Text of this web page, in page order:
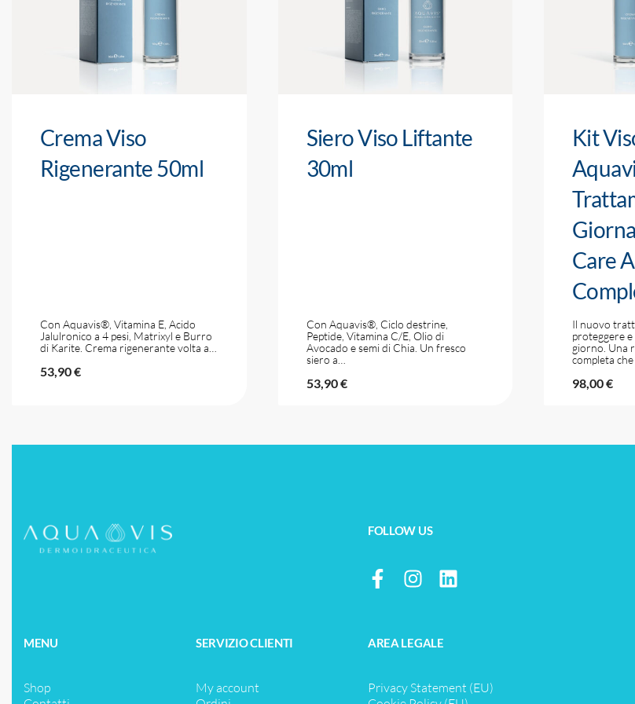
Crema Viso
Rigenerante 50ml
Con Aquavis®, Vitamina E, Acido
Jalulronico a 4 pesi, Matrixyl e Burro
di Karite. Crema rigenerante volta a…
53,90€
Siero Viso Liftante
30ml
Con Aquavis®, Ciclo destrine,
Peptide, Vitamina C/E, Olio di
Avocado e semi di Chia. Un fresco
siero a…
53,90€
Kit
Care
Il nuovo
proteggere
giorno. Una
completa che
98,00€
FOLLOW US
MENU
Shop
SERVIZIO CLIENTI
My account
AREA LEGALE
Privacy Statement (EU)